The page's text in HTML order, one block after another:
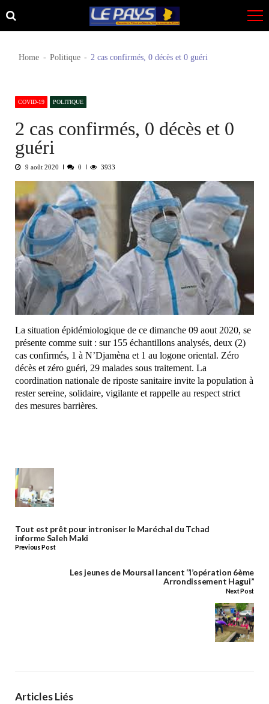
Skip
to
Skip
to
Home Politique 2 cas confirmés, 0 décès et 0 guéri
COVID-19 POLITIQUE
2 cas confirmés, 0 décès et 0
guéri
9 août 2020 0 3933
La situation épidémiologique de ce dimanche 09 aout 2020, se
présente comme suit : sur 155 échantillons analysés, deux (2)
cas confirmés, 1 à N’Djamèna et 1 au logone oriental. Zéro
décès et zéro guéri, 29 malades sous traitement. La
coordination nationale de riposte sanitaire invite la population à
rester sereine, solidaire, vigilante et rappelle au respect strict
des mesures barrières.
Tout est prêt pour introniser le Maréchal du Tchad
informe Saleh Maki
Previous Post
Les jeunes de Moursal lancent ‘’l’opération 6ème
Arrondissement Hagui’’
Next Post
Articles Liés